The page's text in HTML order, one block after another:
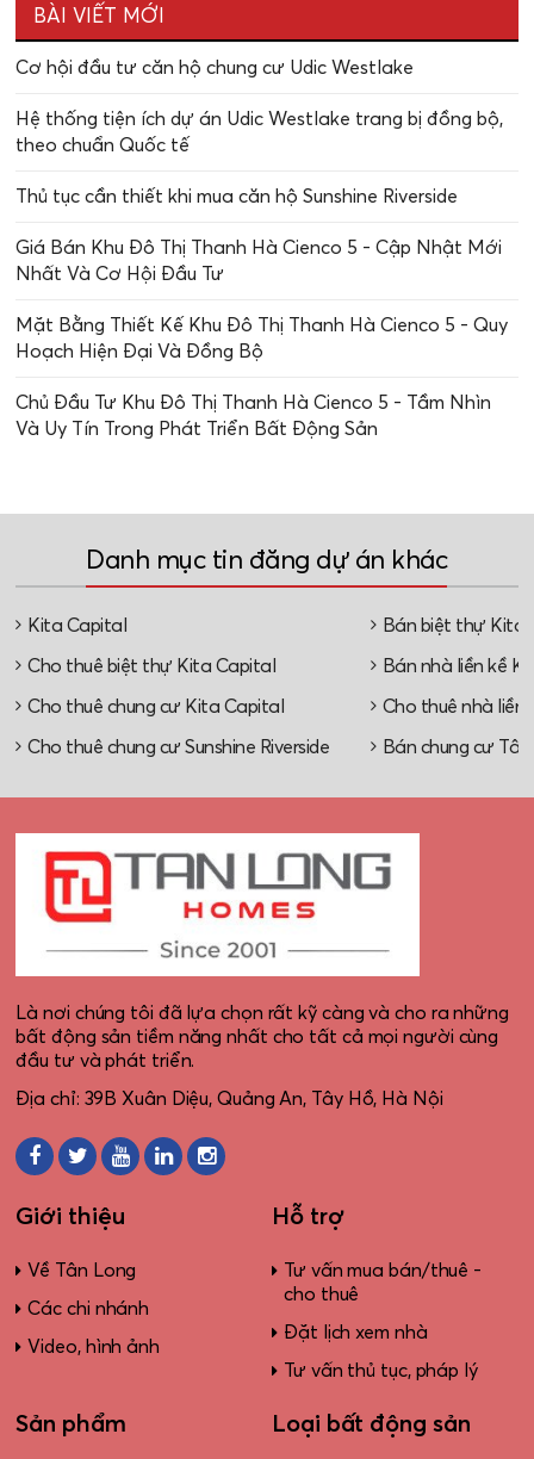
BÀI VIẾT MỚI
Cơ hội đầu tư căn hộ chung cư Udic Westlake
Hệ thống tiện ích dự án Udic Westlake trang bị đồng bộ,
theo chuẩn Quốc tế
Thủ tục cần thiết khi mua căn hộ Sunshine Riverside
Giá Bán Khu Đô Thị Thanh Hà Cienco 5 - Cập Nhật Mới
Nhất Và Cơ Hội Đầu Tư
Mặt Bằng Thiết Kế Khu Đô Thị Thanh Hà Cienco 5 - Quy
Hoạch Hiện Đại Và Đồng Bộ
Chủ Đầu Tư Khu Đô Thị Thanh Hà Cienco 5 - Tầm Nhìn
Và Uy Tín Trong Phát Triển Bất Động Sản
Danh mục tin đăng dự án khác
Kita Capital Bán biệt thự Kita
Cho thuê biệt thự Kita Capital Bán nhà liền kề
Cho thuê chung cư Kita Capital Cho thuê nhà liền
Cho thuê chung cư Sunshine Riverside Bán chung cư Tây
Là nơi chúng tôi đã lựa chọn rất kỹ càng và cho ra những
bất động sản tiềm năng nhất cho tất cả mọi người cùng
đầu tư và phát triển.
Địa chỉ: 39B Xuân Diệu, Quảng An, Tây Hồ, Hà Nội
Giới thiệu
Về Tân Long
Các chi nhánh
Video, hình ảnh
Hỗ trợ
Tư vấn mua bán/thuê -
cho thuê
Đặt lịch xem nhà
Tư vấn thủ tục, pháp lý
Sản phẩm Loại bất động sản